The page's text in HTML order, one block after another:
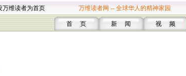
万维读者为首页 万维读者网 -- 全球华人的精神家园
首 页 新 闻 视 频